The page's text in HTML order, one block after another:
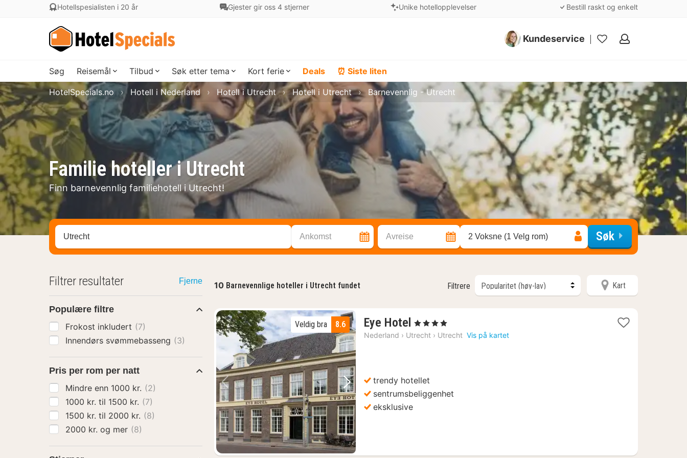
Hotellspesialisten i 20 år Gjester gir oss 4 stjerner Unike hotellopplevelser Bestill raskt og enkelt
Kundeservice
Mine
Søg Reisemål Tilbud Søk etter tema Kort ferie Deals ⏰ Siste liten
Familie hoteller i Utrecht
Finn barnevennlig familiehotell i Utrecht!
HotelSpecials.no Hotell i Nederland Hotell i Utrecht Hotell i Utrecht Barnevennlig - Utrecht
Søk hotell, region eller by Ankomst Avreise 2 Voksne (1 Velg rom) Søk
10 Barnevennlige hoteller i Utrecht fundet Filtrere Kart
Forrige bilde Neste bilde
8.6
Veldig bra Eye Hotel 1
natt
, 4 Stjerner
Nederland › Utrecht › Utrecht Vis på kartet
trendy hotellet
sentrumsbeliggenhet
eksklusive
Filtrer resultater Fjerne
Populære filtre
Frokost inkludert (7)
Innendørs svømmebasseng (3)
Pris per rom per natt
Mindre enn 1000 kr. (2)
1000 kr. til 1500 kr. (7)
1500 kr. til 2000 kr. (8)
2000 kr. og mer (8)